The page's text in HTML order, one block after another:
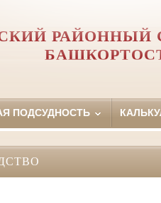
РАЙОННЫЙ
ПОДСУДНОСТЬ